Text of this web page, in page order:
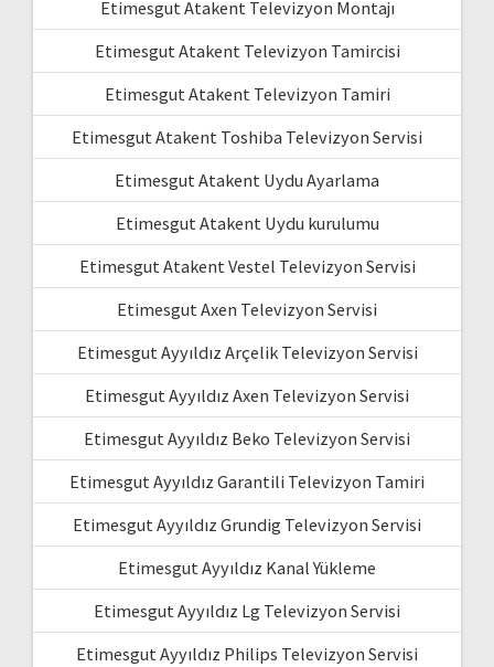
Etimesgut Atakent Televizyon Montajı
Etimesgut Atakent Televizyon Tamircisi
Etimesgut Atakent Televizyon Tamiri
Etimesgut Atakent Toshiba Televizyon Servisi
Etimesgut Atakent Uydu Ayarlama
Etimesgut Atakent Uydu kurulumu
Etimesgut Atakent Vestel Televizyon Servisi
Etimesgut Axen Televizyon Servisi
Etimesgut Ayyıldız Arçelik Televizyon Servisi
Etimesgut Ayyıldız Axen Televizyon Servisi
Etimesgut Ayyıldız Beko Televizyon Servisi
Etimesgut Ayyıldız Garantili Televizyon Tamiri
Etimesgut Ayyıldız Grundig Televizyon Servisi
Etimesgut Ayyıldız Kanal Yükleme
Etimesgut Ayyıldız Lg Televizyon Servisi
Etimesgut Ayyıldız Philips Televizyon Servisi